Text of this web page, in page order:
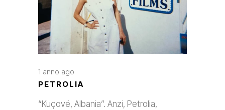
1 anno ago
PETROLIA
“Kuçovë, Albania”. Anzi, Petrolia,